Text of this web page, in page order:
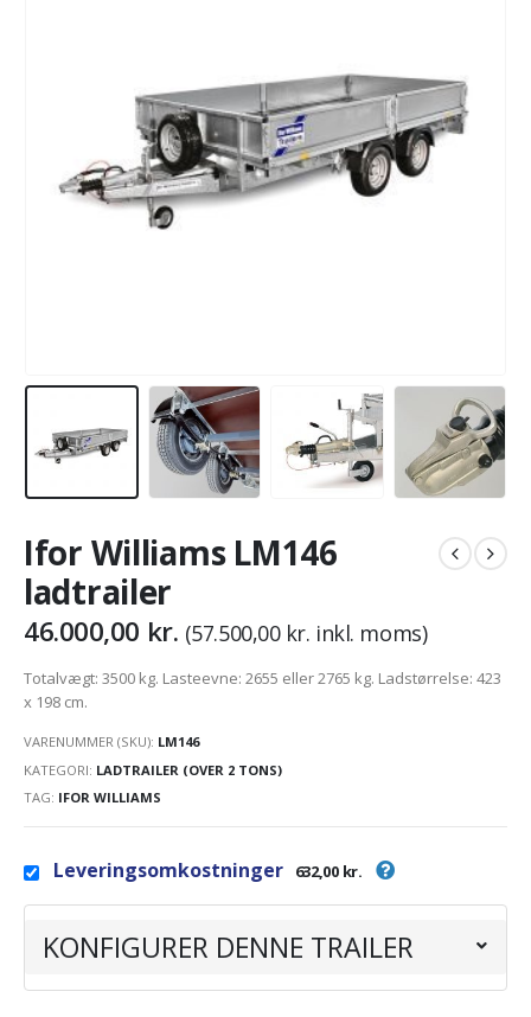
Ifor Williams LM146
ladtrailer
46.000,00 kr. (57.500,00 kr. inkl. moms)
Totalvægt: 3500 kg. Lasteevne: 2655 eller 2765 kg. Ladstørrelse: 423
x 198 cm.
VARENUMMER (SKU): LM146
KATEGORI: LADTRAILER (OVER 2 TONS)
TAG: IFOR WILLIAMS
Leveringsomkostninger 632,00 kr.
KONFIGURER DENNE TRAILER